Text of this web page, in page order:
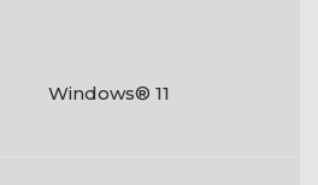
Windows® 11